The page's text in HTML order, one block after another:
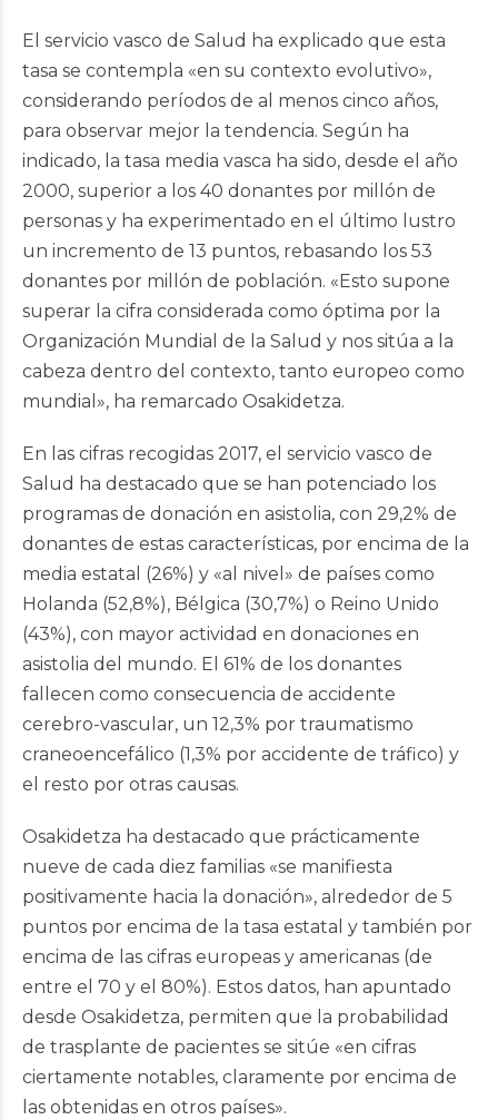
El servicio vasco de Salud ha explicado que esta
tasa se contempla «en su contexto evolutivo»,
considerando períodos de al menos cinco años,
para observar mejor la tendencia. Según ha
indicado, la tasa media vasca ha sido, desde el año
2000, superior a los 40 donantes por millón de
personas y ha experimentado en el último lustro
un incremento de 13 puntos, rebasando los 53
donantes por millón de población. «Esto supone
superar la cifra considerada como óptima por la
Organización Mundial de la Salud y nos sitúa a la
cabeza dentro del contexto, tanto europeo como
mundial», ha remarcado Osakidetza.
En las cifras recogidas 2017, el servicio vasco de
Salud ha destacado que se han potenciado los
programas de donación en asistolia, con 29,2% de
donantes de estas características, por encima de la
media estatal (26%) y «al nivel» de países como
Holanda (52,8%), Bélgica (30,7%) o Reino Unido
(43%), con mayor actividad en donaciones en
asistolia del mundo. El 61% de los donantes
fallecen como consecuencia de accidente
cerebro-vascular, un 12,3% por traumatismo
craneoencefálico (1,3% por accidente de tráfico) y
el resto por otras causas.
Osakidetza ha destacado que prácticamente
nueve de cada diez familias «se manifiesta
positivamente hacia la donación», alrededor de 5
puntos por encima de la tasa estatal y también por
encima de las cifras europeas y americanas (de
entre el 70 y el 80%). Estos datos, han apuntado
desde Osakidetza, permiten que la probabilidad
de trasplante de pacientes se sitúe «en cifras
ciertamente notables, claramente por encima de
las obtenidas en otros países».